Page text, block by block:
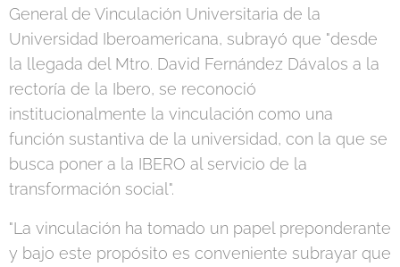
General de Vinculación Universitaria de la
Universidad Iberoamericana, subrayó que "desde
la llegada del Mtro. David Fernández Dávalos a la
rectoría de la Ibero, se reconoció
institucionalmente la vinculación como una
función sustantiva de la universidad, con la que se
busca poner a la IBERO al servicio de la
transformación social".
"La vinculación ha tomado un papel preponderante
y bajo este propósito es conveniente subrayar que